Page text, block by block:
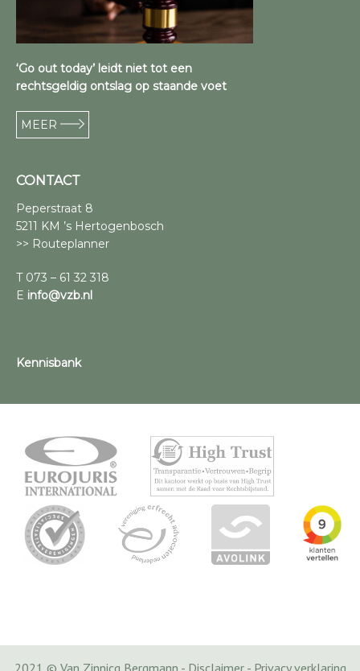
‘Go out today’ leidt niet tot een
rechtsgeldig ontslag op staande voet
MEER
CONTACT
Peperstraat 8
5211 KM ’s Hertogenbosch
>> Routeplanner
T 073 – 61 32 318
E info@vzb.nl
Kennisbank